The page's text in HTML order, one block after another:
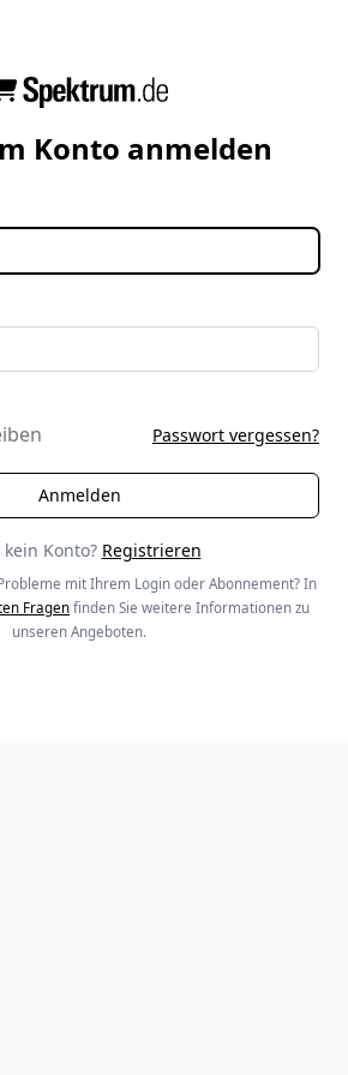
Konto anmelden
Passwort vergessen?
kein Konto? Registrieren
mit Ihrem Login oder Abonnement? In
Fragenfinden Sie weitere Informationen zu
unseren Angeboten.